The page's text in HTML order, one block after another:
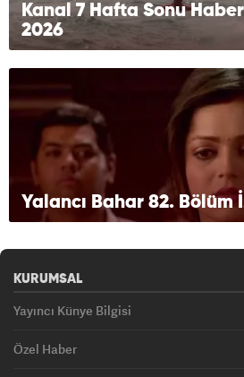
Kanal 7 Hafta Sonu
2026
Yalancı Bahar 82. Bölüm
KURUMSAL
Yayıncı Künye Bilgisi
Özel Haber